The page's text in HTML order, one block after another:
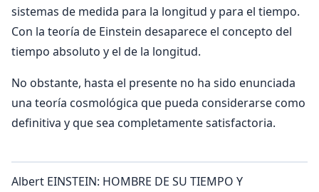
sistemas de medida para la longitud y para el tiempo.
Con la teoría de Einstein desaparece el concepto del
tiempo absoluto y el de la longitud.
No obstante, hasta el presente no ha sido enunciada
una teoría cosmológica que pueda considerarse como
definitiva y que sea completamente satisfactoria.
Albert EINSTEIN: HOMBRE DE SU TIEMPO Y